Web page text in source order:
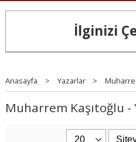
İlginizi
Anasayfa > Yazarlar >
Muharrem Kaşıtoğlu -